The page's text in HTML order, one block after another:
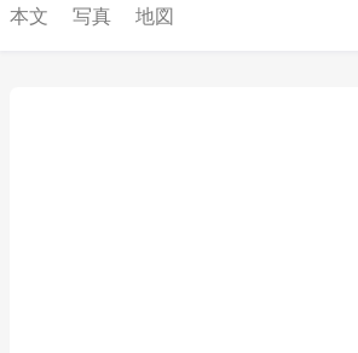
本文 写真 地図